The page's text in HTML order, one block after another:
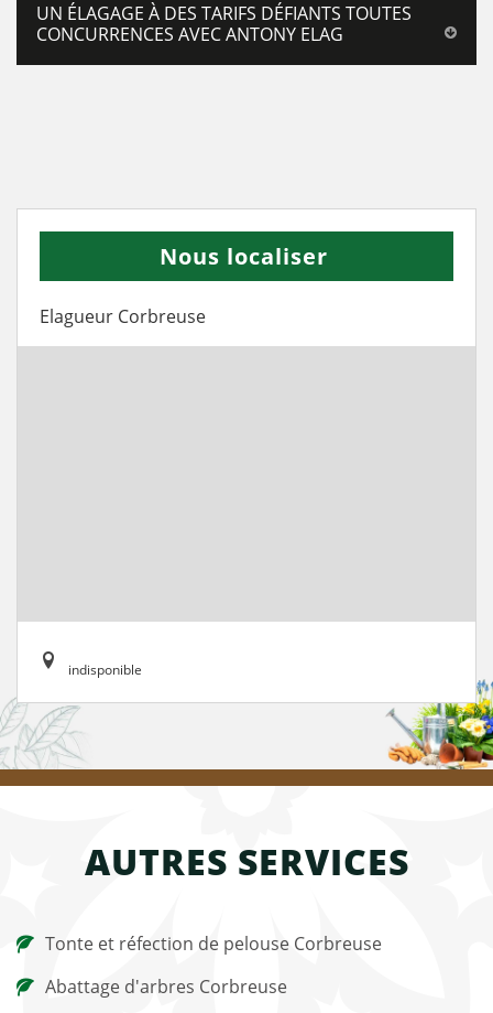
UN ÉLAGAGE À DES TARIFS DÉFIANTS TOUTES
CONCURRENCES AVEC ANTONY ELAG
Nous localiser
Elagueur Corbreuse
indisponible
AUTRES SERVICES
Tonte et réfection de pelouse Corbreuse
Abattage d'arbres Corbreuse